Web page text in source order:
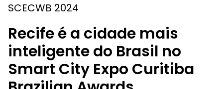
SCECWB 2024
Recife é a cidade mais
inteligente do Brasil no
Smart City Expo Curitiba